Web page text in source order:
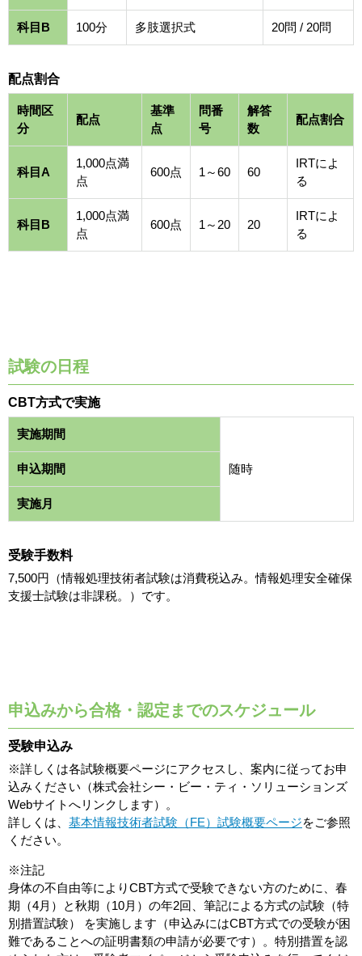
科目B 100分 多肢選択式 20問 / 20問
配点割合
時間区
分
配点
基準
点
問番
号
解答
数
配点割合
科目A
1,000点満
点
600点 1～60 60
IRTによ
る
科目B
1,000点満
点
600点 1～20 20
IRTによ
る
試験の日程
CBT方式で実施
実施期間
随時
申込期間
実施月
受験手数料
7,500円（情報処理技術者試験は消費税込み。情報処理安全確保
支援士試験は非課税。）です。
申込みから合格・認定までのスケジュール
受験申込み
※詳しくは各試験概要ページにアクセスし、案内に従ってお申
込みください（株式会社シー・ビー・ティ・ソリューションズ
Webサイトへリンクします）。
詳しくは、 基本情報技術者試験（FE）試験概要ページをご参照
ください。
※注記
身体の不自由等によりCBT方式で受験できない方のために、春
期（4月）と秋期（10月）の年2回、筆記による方式の試験（特
別措置試験） を実施します（申込みにはCBT方式での受験が困
難であることへの証明書類の申請が必要です）。特別措置を認